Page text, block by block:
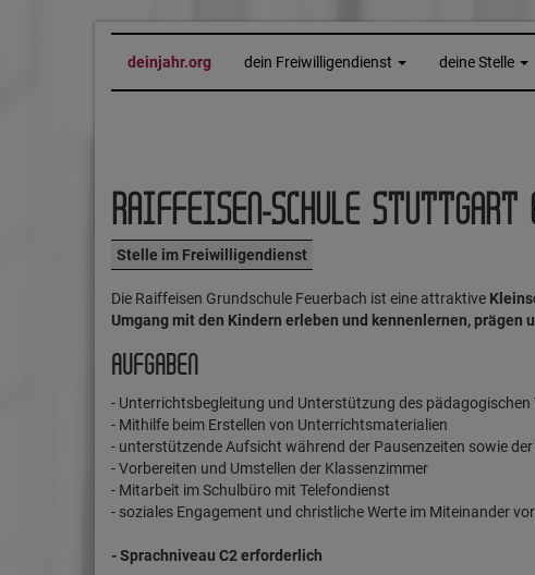
deinjahr.org dein Freiwilligendienst deine Stelle
RAIFFEISEN-SCHULE STUTTGART
Stelle im Freiwilligendienst
Die Raiffeisen Grundschule Feuerbach ist eine attraktive
Umgang mit den Kindern erleben und kennenlernen, prägen
AUFGABEN
- Unterrichtsbegleitung und Unterstützung des pädagogischen
- Mithilfe beim Erstellen von Unterrichtsmaterialien
- unterstützende Aufsicht während der Pausenzeiten sowie
- Vorbereiten und Umstellen der Klassenzimmer
- Mitarbeit im Schulbüro mit Telefondienst
- soziales Engagement und christliche Werte im Miteinander
- Sprachniveau C2 erforderlich